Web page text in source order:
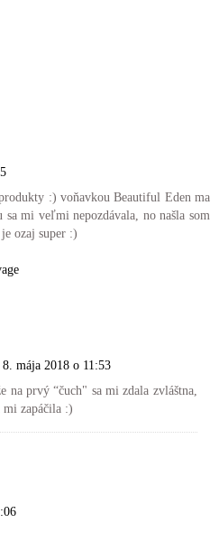
:) voňavkou Beautiful Eden ma
mi veľmi nepozdávala, no našla som
ozaj super :)
8. mája 2018 o 11:53
na prvý “čuch" sa mi zdala zvláštna,
mi zapáčila :)